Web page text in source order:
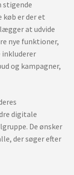
stigende
er der et
at udvide
nye funktioner,
inkluderer
og kampagner,
digitale
De ønsker
der søger efter